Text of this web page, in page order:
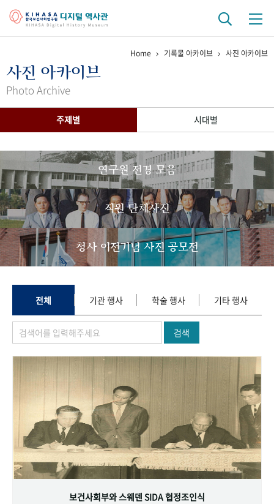
걸어온 길 기관 변천사
간행물 변천사
기록물 아카이브
사진 아카이브 문서 기록물 행정박물 영상 기록물
50+1 주년 기념
성과 50선 숫자로 보는 50년
세계와 함께 한 KIHASA
VR 역사관
Home 기록물 아카이브 사진 아카이브
사진 아카이브
Photo Archive
주제별 시대별
연구원 전경 모음
직원 단체사진
청사 이전기념 사진 공모전
전체 기관 행사 학술 행사 기타 행사
검색
보건사회부와 스웨덴 SIDA 협정조인식